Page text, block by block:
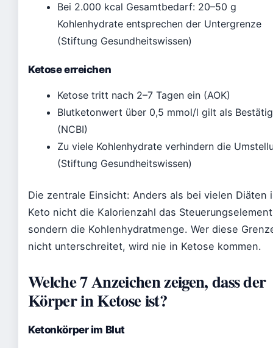
Bei 2.000 kcal Gesamtbedarf: 20–50 g
Kohlenhydrate entsprechen der Untergrenze
(Stiftung Gesundheitswissen)
Ketose erreichen
Ketose tritt nach 2–7 Tagen ein (AOK)
Blutketonwert über 0,5 mmol/l gilt als
(NCBI)
Zu viele Kohlenhydrate verhindern die
(Stiftung Gesundheitswissen)
Die zentrale Einsicht: Anders als bei vielen Diäten
Keto nicht die Kalorienzahl das
sondern die Kohlenhydratmenge. Wer diese
nicht unterschreitet, wird nie in Ketose kommen.
Welche 7 Anzeichen zeigen, dass der
Körper in Ketose ist?
Ketonkörper im Blut